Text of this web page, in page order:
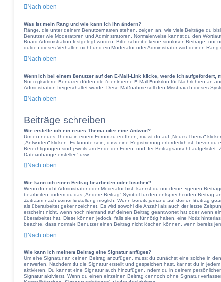
Nach oben
Was ist mein Rang und wie kann ich ihn ändern?
Ränge, die unter deinem Benutzernamen stehen, zeigen an, wie viele Beiträge du
Benutzer wie Moderatoren und Administratoren. Normalerweise kannst du den
Board-Administration festgelegt wurden. Bitte schreibe keine sinnlosen Beiträge, nur
dulden dieses Verhalten nicht und ein Moderator oder Administrator wird deinen
Nach oben
Wenn ich bei einem Benutzer auf den E-Mail-Link klicke, werde ich aufgefordert,
Nur registrierte Benutzer dürfen die foreninterne E-Mail-Funktion für Nachrichten an
Administration freigeschaltet wurde. Diese Maßnahme soll den Missbrauch dieses
Nach oben
Beiträge schreiben
Wie erstelle ich ein neues Thema oder eine Antwort?
Um ein neues Thema in einem Forum zu eröffnen, musst du auf „Neues Thema“
„Antworten“ klicken. Es könnte sein, dass eine Registrierung erforderlich ist, bevor
Berechtigungen sind jeweils am Ende der Foren- und der Beitragsansicht aufgelistet.
Dateianhänge erstellen“ usw.
Nach oben
Wie kann ich einen Beitrag bearbeiten oder löschen?
Wenn du nicht Administrator oder Moderator bist, kannst du nur deine eigenen
bearbeiten, indem du das „Ändere Beitrag“-Symbol für den entsprechenden Beitrag
Zeitraum nach seiner Erstellung möglich. Wenn bereits jemand auf deinen Beitrag
als überarbeitet gekennzeichnet. Es wird sowohl die Anzahl als auch der letzte
erscheint nicht, wenn noch niemand auf deinen Beitrag geantwortet hat oder wenn
überarbeitet hat. Diese können jedoch, falls sie es für nötig halten, eine Notiz
beachte, dass normale Benutzer einen Beitrag nicht löschen können, wenn bereits
Nach oben
Wie kann ich meinem Beitrag eine Signatur anfügen?
Um eine Signatur an deinen Beitrag anzufügen, musst du zunächst eine solche in
entwerfen. Nachdem du die Signatur erstellt und gespeichert hast, kannst du in
aktivieren. Du kannst eine Signatur auch hinzufügen, indem du in deinem
Signatur aktivierst. Wenn du einen einzelnen Beitrag dennoch ohne Signatur